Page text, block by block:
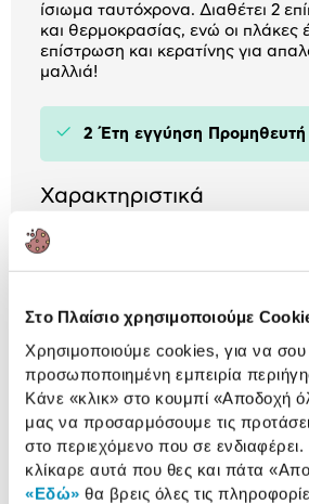
Στο Πλαίσιο χρησιμοποιούμε
Χρησιμοποιούμε cookies, για να
προσωποποιημένη εμπειρία
Κάνε «κλικ» στο κουμπί «Αποδοχή
μας να προσαρμόσουμε τις
στο περιεχόμενο που σε
κλίκαρε αυτά που θες και πάτα
«Εδώ» θα βρεις όλες τις
ίσιωμα ταυτόχρονα. Διαθέτει 2
και θερμοκρασίας, ενώ οι πλάκες
επίστρωση και κερατίνης για
μαλλιά!
2 Έτη εγγύηση Προμηθευτή
Χαρακτηριστικά
Ισχύς (Watt):
Επίπεδα/ρυθμίσεις
θερμοκρασίας:
Αναλυτική
Αναλυτική παρουσίαση